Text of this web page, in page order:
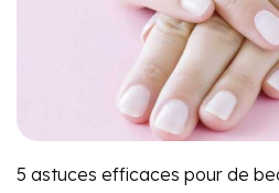
5 astuces efficaces pour de